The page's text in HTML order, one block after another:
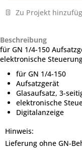
Zu Projekt
Beschreibung
für GN 1/4-150
elektronische
für GN 1/4-150
Aufsatzgerät
Glasaufsatz, 3-
elektronische
Digitalanzeige
Hinweis:
Lieferung ohne GN-